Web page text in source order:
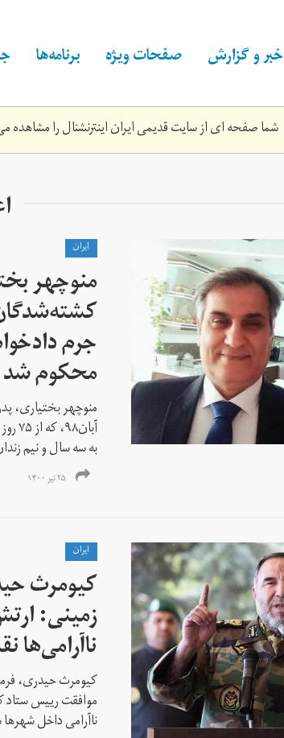
خبر و گزارش صفحات ویژه برنامه‌ها
شما صفحه ای از سایت قدیمی ایران اینترنشنال را
ايران
منوچهر
محکوم شد
منوچهر بختیاری،
به سه سال و نیم
۲۵ تیر ۱۴۰۰
ايران
کیومرث
زمینی:
کیومرث حیدری،
موافقت رییس
ناآرامی‌ داخل